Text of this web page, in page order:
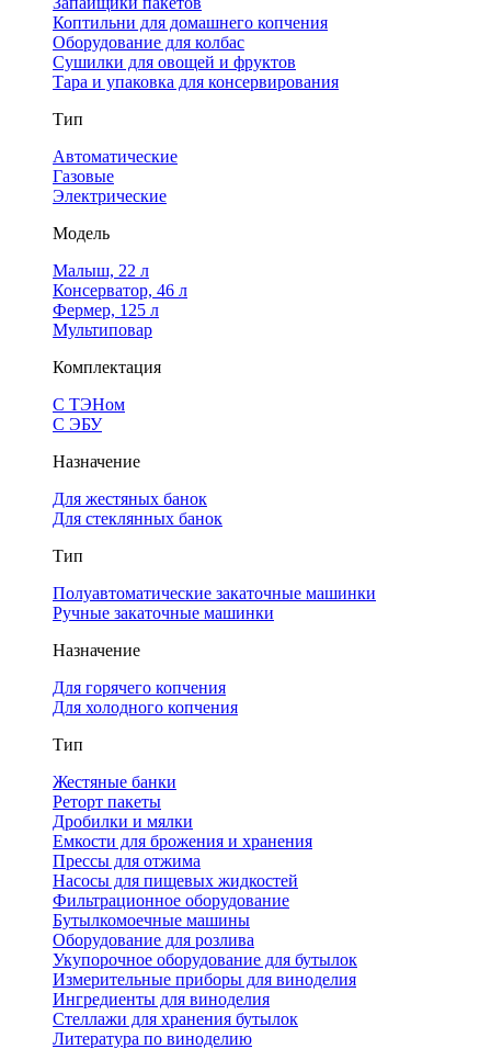
Коптильни для домашнего копчения
Оборудование для колбас
Сушилки для овощей и фруктов
Тара и упаковка для консервирования
Тип
Автоматические
Газовые
Электрические
Модель
Малыш, 22 л
Консерватор, 46 л
Фермер, 125 л
Мультиповар
Комплектация
С ТЭНом
С ЭБУ
Назначение
Для жестяных банок
Для стеклянных банок
Тип
Полуавтоматические закаточные машинки
Ручные закаточные машинки
Назначение
Для горячего копчения
Для холодного копчения
Тип
Жестяные банки
Реторт пакеты
Дробилки и мялки
Емкости для брожения и хранения
Прессы для отжима
Насосы для пищевых жидкостей
Фильтрационное оборудование
Бутылкомоечные машины
Оборудование для розлива
Укупорочное оборудование для бутылок
Измерительные приборы для виноделия
Ингредиенты для виноделия
Стеллажи для хранения бутылок
Литература по виноделию